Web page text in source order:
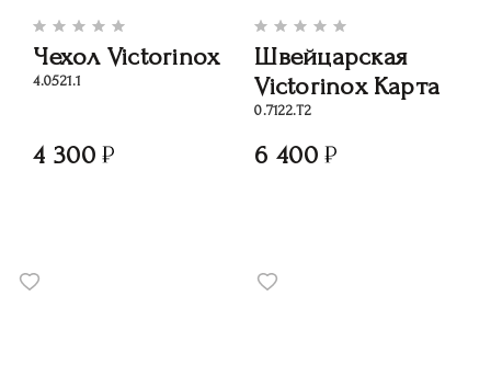
Чехол Victorinox
4.0521.1
4 300
Швейцарская
Victorinox Карта
0.7122.Т2
6 400